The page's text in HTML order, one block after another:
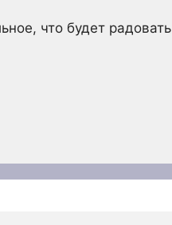
что будет радовать